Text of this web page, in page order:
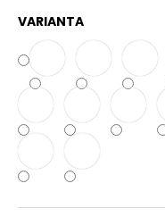
VARIANTA
DĚTSKÁ
ŽIDLE
FUXO
V-
LINE
4
390
Kč